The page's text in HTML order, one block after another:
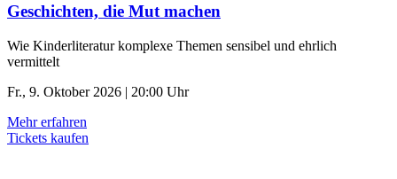
Geschichten, die Mut machen
Wie Kinderliteratur komplexe Themen sensibel und ehrlich
vermittelt
Fr., 9. Oktober 2026 | 20:00 Uhr
Mehr erfahren
Tickets kaufen